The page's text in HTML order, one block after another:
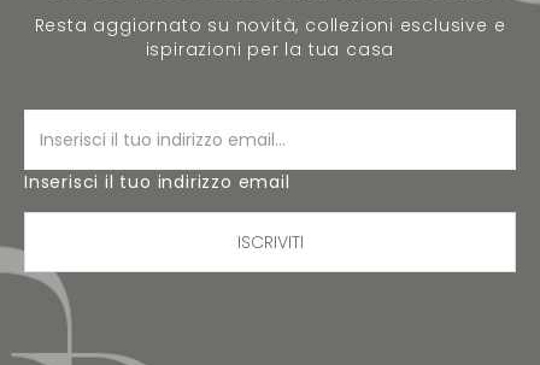
Resta aggiornato su novità, collezioni esclusive e
ispirazioni per la tua casa
Inserisci il tuo indirizzo email
ISCRIVITI